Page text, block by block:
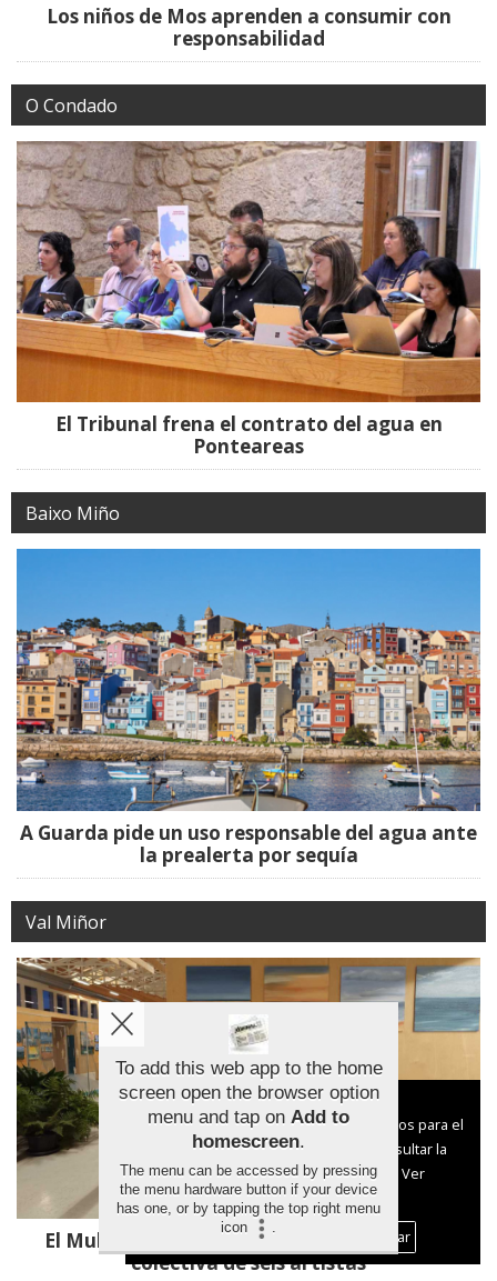
Los niños de Mos aprenden a consumir con
responsabilidad
O Condado
El Tribunal frena el contrato del agua en
Ponteareas
Baixo Miño
A Guarda pide un uso responsable del agua ante
la prealerta por sequía
Val Miñor
El Multiusos de Sabarís acoge una muestra
colectiva de seis artistas
Aviso sobre el Uso de cookies:
Utilizamos cookies nuestras y de terceros para el
funcionamiento del digital. Puedes consultar la
lista de cookies y como desconectarlas.
Ver
nuestra Política de Privacidad y Cookies
Aceptar Cookies
Personalizar
To add this web app to the home
screen open the browser option
menu and tap on Add to
homescreen.
The menu can be accessed by pressing
the menu hardware button if your device
has one, or by tapping the top right menu
icon
.